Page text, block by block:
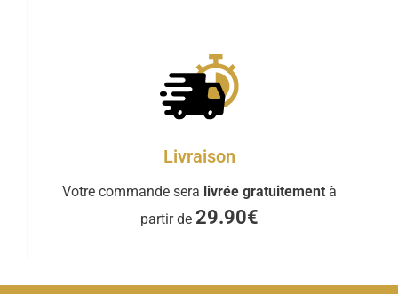
Livraison
Votre commande sera livrée gratuitement à
partir de 29.90€